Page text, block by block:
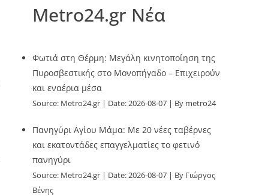
Metro24.gr Νέα
Φωτιά στη Θέρμη: Μεγάλη κινητοποίηση της
Πυροσβεστικής στο Μονοπήγαδο – Επιχειρούν
και εναέρια μέσα
Source: Metro24.gr Date: 2026-08-07 By metro24
Πανηγύρι Αγίου Μάμα: Με 20 νέες ταβέρνες
και εκατοντάδες επαγγελματίες το φετινό
πανηγύρι
Source: Metro24.gr Date: 2026-08-07
By Γιώργος
Βένης